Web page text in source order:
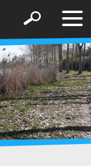
le
Afficher
formulaire
de
recherche